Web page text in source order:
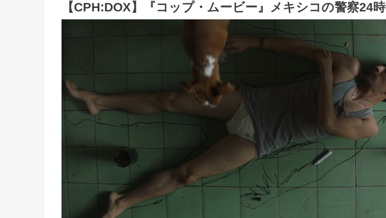
【CPH:DOX】『コップ・ムービー』メキシコの警察24時